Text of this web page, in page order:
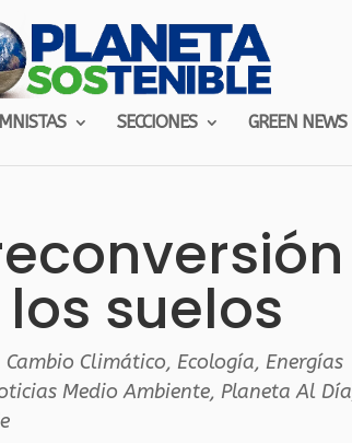
SECCIONES GREEN NEWS
suelos
Cambio Climático, Ecología, Energías
Medio Ambiente,Planeta Al Día